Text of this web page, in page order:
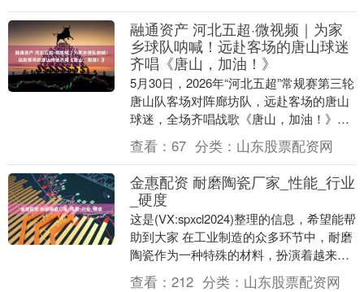
融通资产 河北五超·微视频｜为家
乡球队呐喊！远赴客场的唐山球迷
齐唱《唐山，加油！》
5月30日，2026年“河北五超”常规赛第三轮
唐山队客场对阵廊坊队，远赴客场的唐山
球迷，全场齐唱战歌《唐山，加油！》，
为家乡球队呐喊！....
查看： 67 分类： 山东股票配资网
金惠配资 耐磨陶瓷厂家_性能_行业
_硬度
这是(VX:spxcl2024)整理的信息，希望能帮
助到大家 在工业制造的众多环节中，耐磨
陶瓷作为一种特殊的材料，扮演着越来越
重要的角色。它不仅因为其优异的耐磨....
查看： 212 分类： 山东股票配资网